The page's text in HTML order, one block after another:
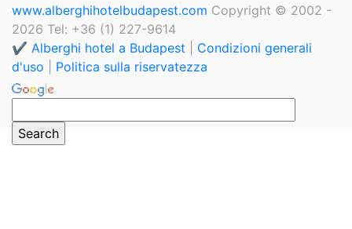
www.alberghihotelbudapest.com Copyright © 2002 -
2026 Tel: +36 (1) 227-9614
✔️ Alberghi hotel a Budapest
Condizioni generali
d'uso
Politica sulla riservatezza